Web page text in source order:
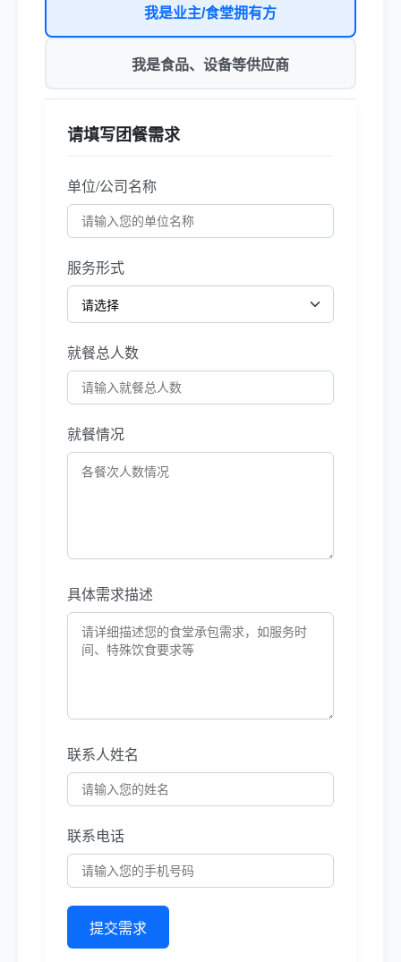
我是业主/食堂拥有方
我是食品、设备等供应商
请填写团餐需求
单位/公司名称
服务形式
就餐总人数
就餐情况
具体需求描述
联系人姓名
联系电话
提交需求